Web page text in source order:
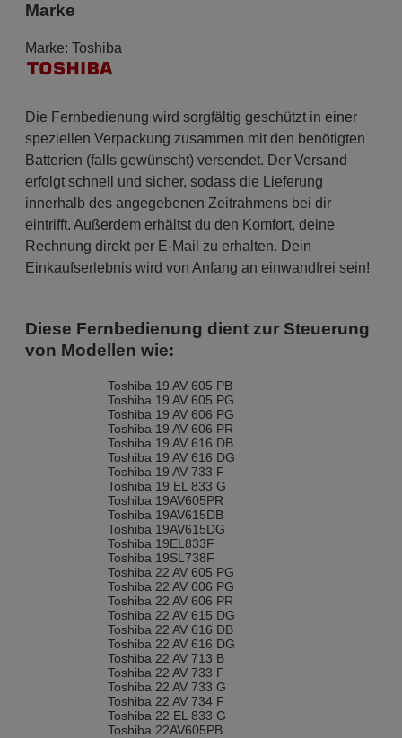
Marke
Marke: Toshiba
Die Fernbedienung wird sorgfältig geschützt in einer
speziellen Verpackung zusammen mit den benötigten
Batterien (falls gewünscht) versendet. Der Versand
erfolgt schnell und sicher, sodass die Lieferung
innerhalb des angegebenen Zeitrahmens bei dir
eintrifft. Außerdem erhältst du den Komfort, deine
Rechnung direkt per E-Mail zu erhalten. Dein
Einkaufserlebnis wird von Anfang an einwandfrei sein!
Diese Fernbedienung dient zur Steuerung
von Modellen wie:
Toshiba 19 AV 605 PB
Toshiba 19 AV 605 PG
Toshiba 19 AV 606 PG
Toshiba 19 AV 606 PR
Toshiba 19 AV 616 DB
Toshiba 19 AV 616 DG
Toshiba 19 AV 733 F
Toshiba 19 EL 833 G
Toshiba 19AV605PR
Toshiba 19AV615DB
Toshiba 19AV615DG
Toshiba 19EL833F
Toshiba 19SL738F
Toshiba 22 AV 605 PG
Toshiba 22 AV 606 PG
Toshiba 22 AV 606 PR
Toshiba 22 AV 615 DG
Toshiba 22 AV 616 DB
Toshiba 22 AV 616 DG
Toshiba 22 AV 713 B
Toshiba 22 AV 733 F
Toshiba 22 AV 733 G
Toshiba 22 AV 734 F
Toshiba 22 EL 833 G
Toshiba 22AV605PB